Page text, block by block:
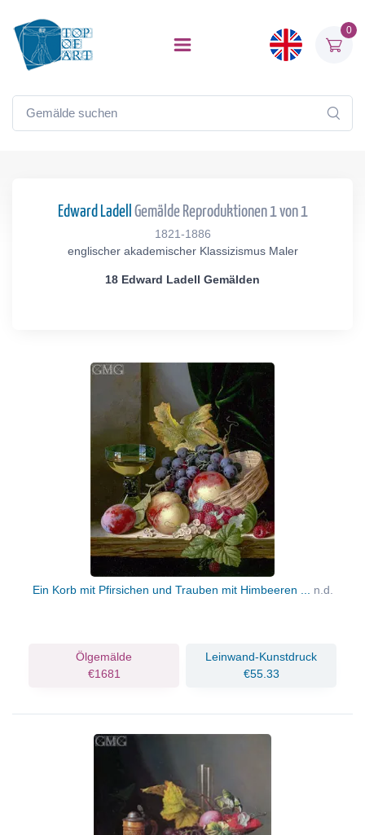
0
Edward Ladell Gemälde Reproduktionen 1 von 1
1821-1886
englischer akademischer Klassizismus Maler
18 Edward Ladell Gemälden
Ein Korb mit Pfirsichen und Trauben mit Himbeeren ... n.d.
Ölgemälde
€1681
Leinwand-Kunstdruck
€55.33